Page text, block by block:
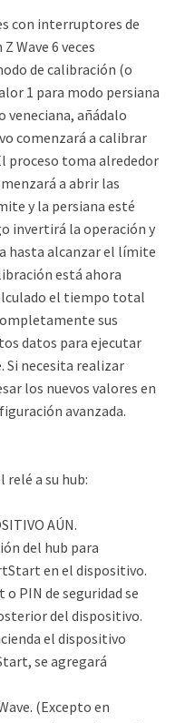
con interruptores de
Wave 6 veces
de calibración (o
1 para modo persiana
veneciana, añádalo
comenzará a calibrar
proceso toma alrededor
a abrir las
y la persiana esté
invertirá la operación y
hasta alcanzar el límite
está ahora
el tiempo total
sus
datos para ejecutar
Si necesita realizar
los nuevos valores en
avanzada.
relé a su hub:
AÚN.
del hub para
en el dispositivo.
PIN de seguridad se
del dispositivo.
el dispositivo
se agregará
(Excepto en